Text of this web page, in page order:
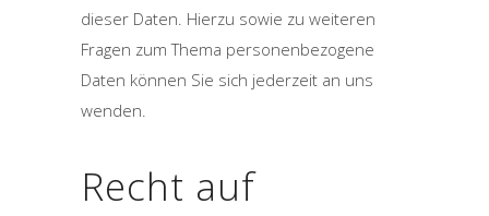
dieser Daten. Hierzu sowie zu weiteren
Fragen zum Thema personenbezogene
Daten können Sie sich jederzeit an uns
wenden.
Recht auf